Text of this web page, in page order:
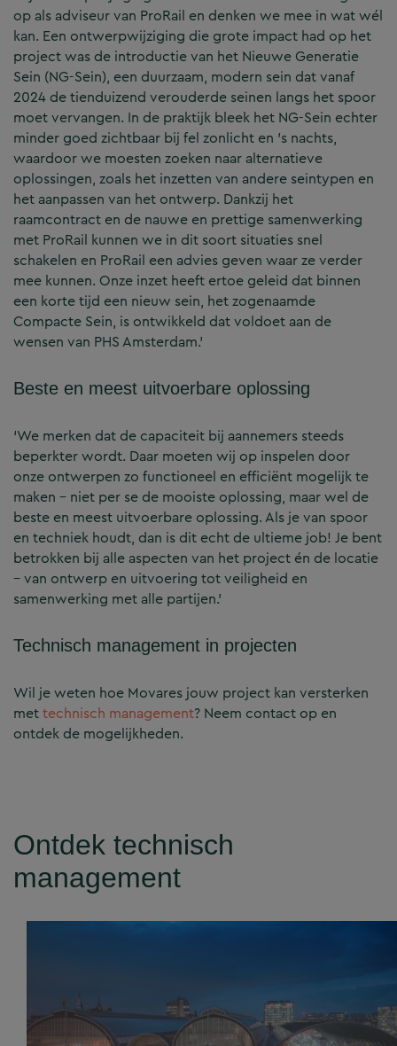
op als adviseur van ProRail en denken we mee in wat wél
kan. Een ontwerpwijziging die grote impact had op het
project was de introductie van het Nieuwe Generatie
Sein (NG-Sein), een duurzaam, modern sein dat vanaf
2024 de tienduizend verouderde seinen langs het spoor
moet vervangen. In de praktijk bleek het NG-Sein echter
minder goed zichtbaar bij fel zonlicht en ’s nachts,
waardoor we moesten zoeken naar alternatieve
oplossingen, zoals het inzetten van andere seintypen en
het aanpassen van het ontwerp. Dankzij het
raamcontract en de nauwe en prettige samenwerking
met ProRail kunnen we in dit soort situaties snel
schakelen en ProRail een advies geven waar ze verder
mee kunnen. Onze inzet heeft ertoe geleid dat binnen
een korte tijd een nieuw sein, het zogenaamde
Compacte Sein, is ontwikkeld dat voldoet aan de
wensen van PHS Amsterdam.’
Beste en meest uitvoerbare oplossing
‘We merken dat de capaciteit bij aannemers steeds
beperkter wordt. Daar moeten wij op inspelen door
onze ontwerpen zo functioneel en efficiënt mogelijk te
maken – niet per se de mooiste oplossing, maar wel de
beste en meest uitvoerbare oplossing. Als je van spoor
en techniek houdt, dan is dit echt de ultieme job! Je bent
betrokken bij alle aspecten van het project én de locatie
– van ontwerp en uitvoering tot veiligheid en
samenwerking met alle partijen.’
Technisch management in projecten
Wil je weten hoe Movares jouw project kan versterken
mettechnisch management? Neem contact op en
ontdek de mogelijkheden.
Ontdek technisch
management